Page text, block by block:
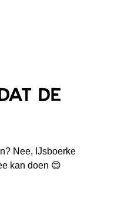
de
Nee, IJsboerke
kan doen 😊